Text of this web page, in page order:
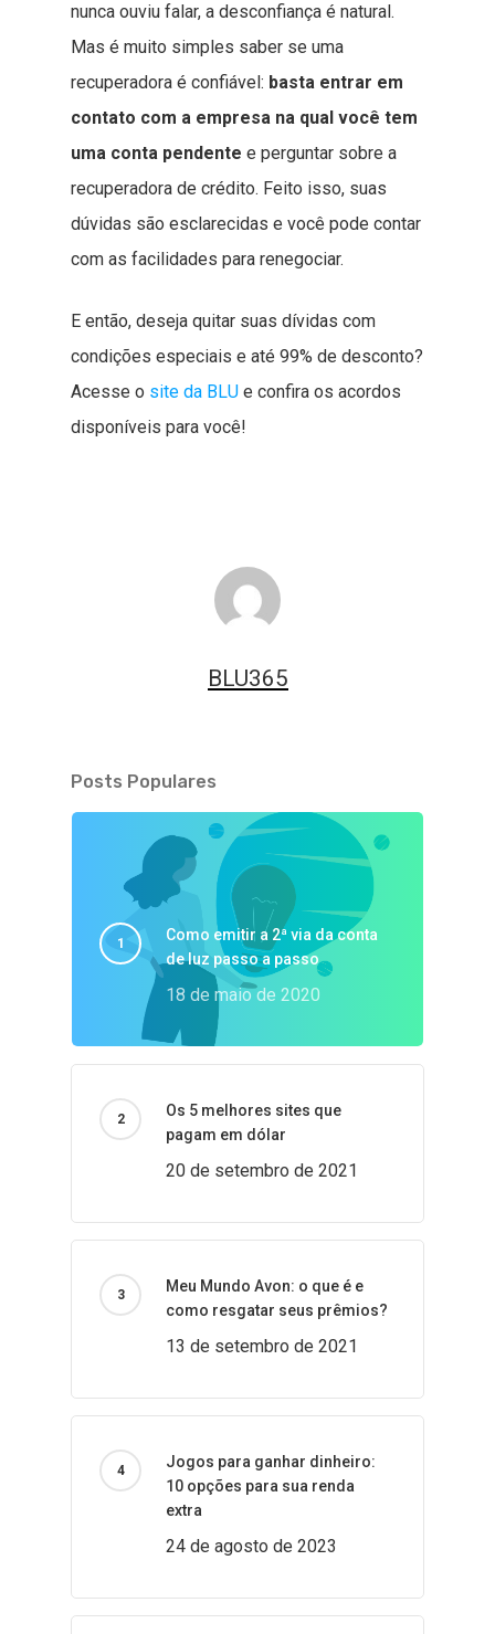
nunca ouviu falar, a desconfiança é natural.
Mas é muito simples saber se uma
recuperadora é confiável: basta entrar em
contato com a empresa na qual você tem
uma conta pendente e perguntar sobre a
recuperadora de crédito. Feito isso, suas
dúvidas são esclarecidas e você pode contar
com as facilidades para renegociar.
E então, deseja quitar suas dívidas com
condições especiais e até 99% de desconto?
Acesse o site da BLU e confira os acordos
disponíveis para você!
BLU365
Posts Populares
Como emitir a 2ª via da conta
de luz passo a passo
18 de maio de 2020
Os 5 melhores sites que
pagam em dólar
20 de setembro de 2021
Meu Mundo Avon: o que é e
como resgatar seus prêmios?
13 de setembro de 2021
Jogos para ganhar dinheiro:
10 opções para sua renda
extra
24 de agosto de 2023